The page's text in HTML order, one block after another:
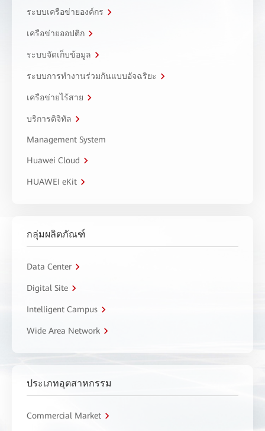
ระบบเครือข่ายองค์กร
เครือข่ายออปติก
ระบบจัดเก็บข้อมูล
ระบบการทำงานร่วมกันแบบอัจฉริยะ
เครือข่ายไร้สาย
บริการดิจิทัล
Management System
Huawei Cloud
HUAWEI eKit
กลุ่มผลิตภัณฑ์
Data Center
Digital Site
Intelligent Campus
Wide Area Network
ประเภทอุตสาหกรรม
Commercial Market